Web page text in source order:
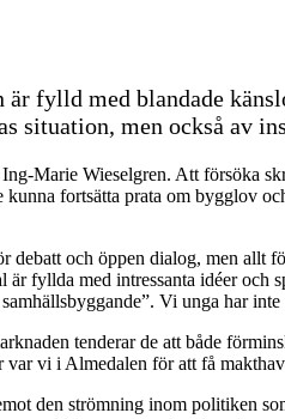
fylld med blandade
situation, men också av
Marie Wieselgren. Att försöka
fortsätta prata om bygglov
debatt och öppen dialog, men allt
är fyllda med intressanta idéer och
Vi unga har
tenderar de att både
var vi i Almedalen för att få
den strömning inom politiken